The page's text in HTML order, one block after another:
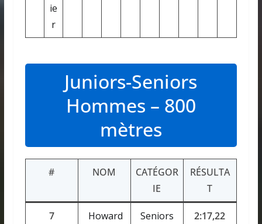
ie
r
Juniors-Seniors
Hommes – 800
mètres
# NOM
CATÉGOR
IE
RÉSULTA
T
7
Howard
Seniors
2:17,22